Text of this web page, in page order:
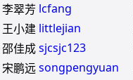
李翠芳 lcfang
王小建 littlejian
邵佳成sjcsjc123
宋鹏远 songpengyuan